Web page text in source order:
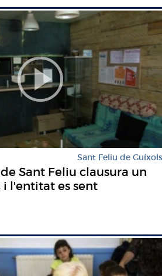
Sant Feliu de Guíxols
Sant Feliu clausura un
l'entitat es sent